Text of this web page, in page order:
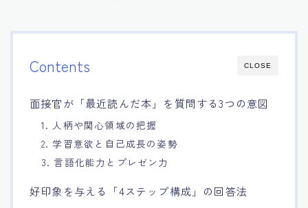
18.転職後の職場に適応するためのヒント CLOSE
Contents
面接官が「最近読んだ本」を質問する3つの意図
1. 人柄や関心領域の把握
2. 学習意欲と自己成長の姿勢
3. 言語化能力とプレゼン力
好印象を与える「4ステップ構成」の回答法